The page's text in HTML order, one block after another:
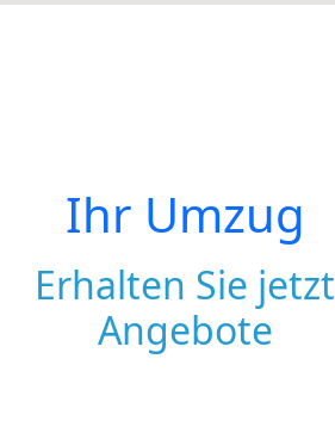
Ihr Umzug
Erhalten Sie jetzt
Angebote